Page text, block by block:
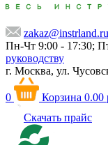
zakaz@instrland.ru
Пн-Чт 9:00 - 17:30;
руководству
г. Москва, ул.
0 Корзина 0.00
Скачать прайс